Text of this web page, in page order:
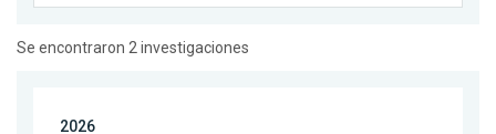
Se encontraron 2 investigaciones
2026